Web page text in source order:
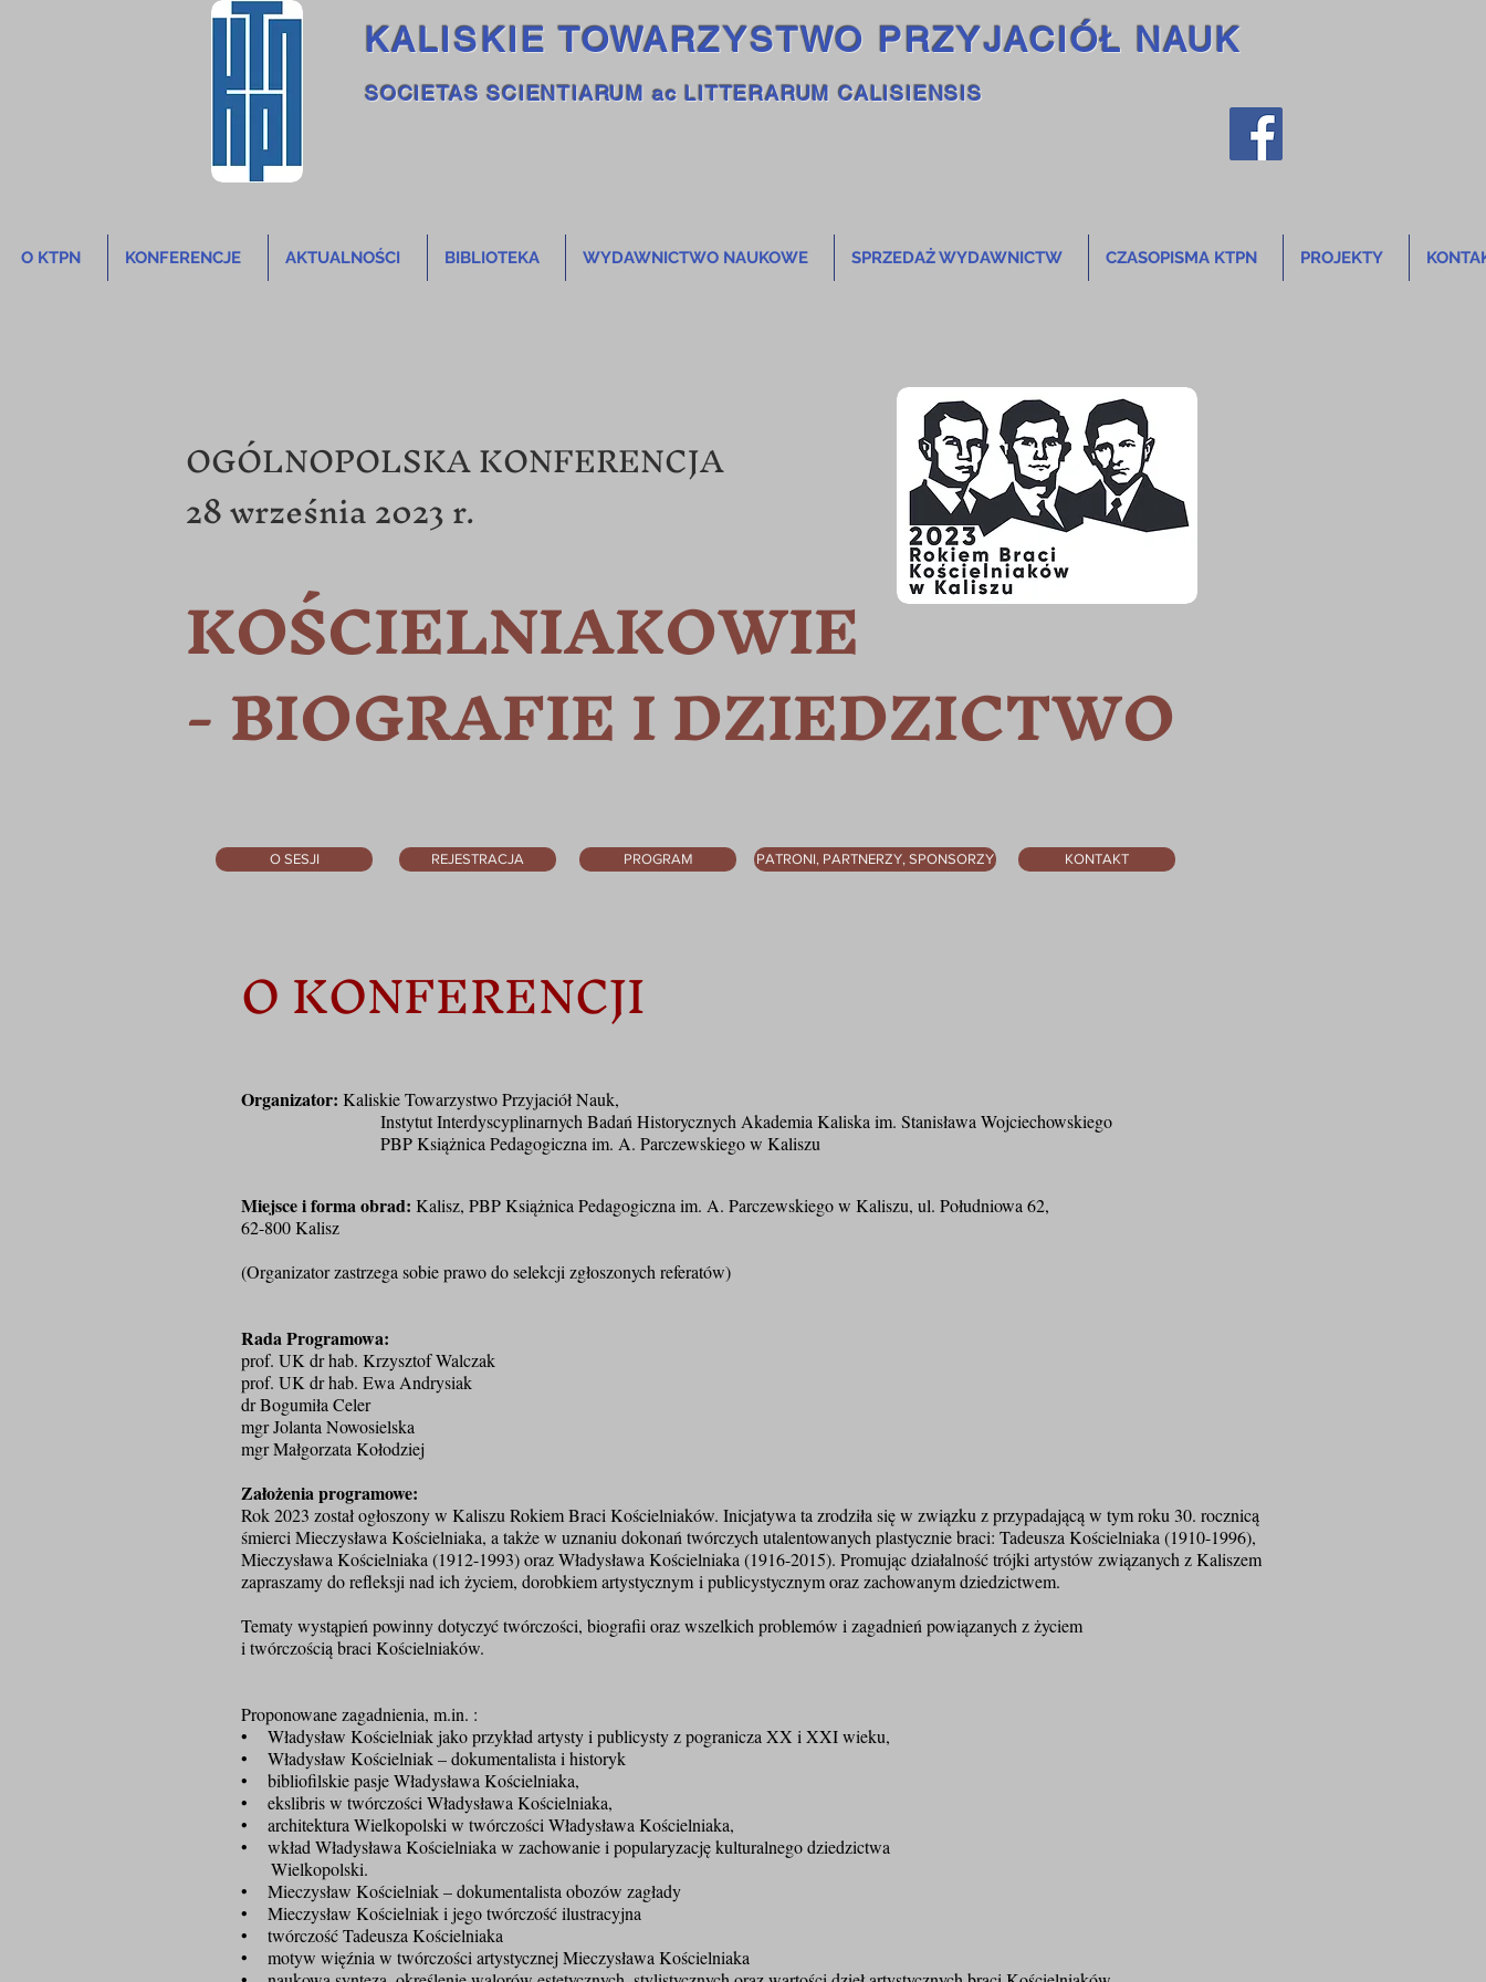
KALISKIE TOWARZYSTWO PRZYJACIÓŁ NAUK
SOCIETAS SCIENTIARUM ac LITTERARUM CALISIENSIS
O KTPN KONFERENCJE AKTUALNOŚCI BIBLIOTEKA WYDAWNICTWO NAUKOWE SPRZEDAŻ WYDAWNICTW CZASOPISMA KTPN PROJEKTY
KOŚCIELNIAKOWIE
- BIOGRAFIE I DZIEDZICTWO
OGÓLNOPOLSKA KONFERENCJA
28 września 2023 r.
O SESJI REJESTRACJA PROGRAM PATRONI, PARTNERZY, SPONSORZY KONTAKT
O KONFERENCJI
Organizator: Kaliskie Towarzystwo Przyjaciół Nauk,
Instytut Interdyscyplinarnych Badań Historycznych Akademia Kaliska im. Stanisława Wojciechowskiego
PBP Książnica Pedagogiczna im. A. Parczewskiego w Kaliszu
Miejsce i forma obrad: Kalisz, PBP Książnica Pedagogiczna im. A. Parczewskiego w Kaliszu, ul. Południowa 62,
62-800 Kalisz
(Organizator zastrzega sobie prawo do selekcji zgłoszonych referatów)
Rada Programowa:
prof. UK dr hab. Krzysztof Walczak
prof. UK dr hab. Ewa Andrysiak
dr Bogumiła Celer
mgr Jolanta Nowosielska
mgr Małgorzata Kołodziej
Założenia programowe:
Rok 2023 został ogłoszony w Kaliszu Rokiem Braci Kościelniaków. Inicjatywa ta zrodziła się w związku z przypadającą w tym roku 30. rocznicą
śmierci Mieczysława Kościelniaka, a także w uznaniu dokonań twórczych utalentowanych plastycznie braci: Tadeusza Kościelniaka (1910-1996),
Mieczysława Kościelniaka (1912-1993) oraz Władysława Kościelniaka (1916-2015). Promując działalność trójki artystów związanych z Kaliszem
zapraszamy do refleksji nad ich życiem, dorobkiem artystycznym i publicystycznym oraz zachowanym dziedzictwem.
Tematy wystąpień powinny dotyczyć twórczości, biografii oraz wszelkich problemów i zagadnień powiązanych z życiem
i twórczością braci Kościelniaków.
Proponowane zagadnienia, m.in. :
• Władysław Kościelniak jako przykład artysty i publicysty z pogranicza XX i XXI wieku,
• Władysław Kościelniak – dokumentalista i historyk
• bibliofilskie pasje Władysława Kościelniaka,
• ekslibris w twórczości Władysława Kościelniaka,
• architektura Wielkopolski w twórczości Władysława Kościelniaka,
• wkład Władysława Kościelniaka w zachowanie i popularyzację kulturalnego dziedzictwa
Wielkopolski.
• Mieczysław Kościelniak – dokumentalista obozów zagłady
• Mieczysław Kościelniak i jego twórczość ilustracyjna
• twórczość Tadeusza Kościelniaka
• motyw więźnia w twórczości artystycznej Mieczysława Kościelniaka